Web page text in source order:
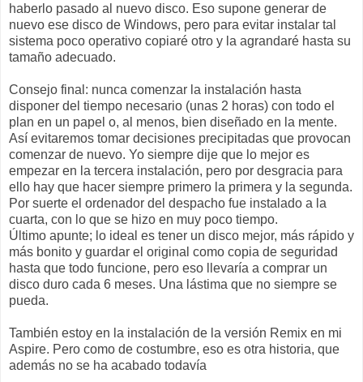
haberlo pasado al nuevo disco. Eso supone generar de
nuevo ese disco de Windows, pero para evitar instalar tal
sistema poco operativo copiaré otro y la agrandaré hasta su
tamaño adecuado.
Consejo final: nunca comenzar la instalación hasta
disponer del tiempo necesario (unas 2 horas) con todo el
plan en un papel o, al menos, bien diseñado en la mente.
Así evitaremos tomar decisiones precipitadas que provocan
comenzar de nuevo. Yo siempre dije que lo mejor es
empezar en la tercera instalación, pero por desgracia para
ello hay que hacer siempre primero la primera y la segunda.
Por suerte el ordenador del despacho fue instalado a la
cuarta, con lo que se hizo en muy poco tiempo.
Último apunte; lo ideal es tener un disco mejor, más rápido y
más bonito y guardar el original como copia de seguridad
hasta que todo funcione, pero eso llevaría a comprar un
disco duro cada 6 meses. Una lástima que no siempre se
pueda.
También estoy en la instalación de la versión Remix en mi
Aspire. Pero como de costumbre, eso es otra historia, que
además no se ha acabado todavía